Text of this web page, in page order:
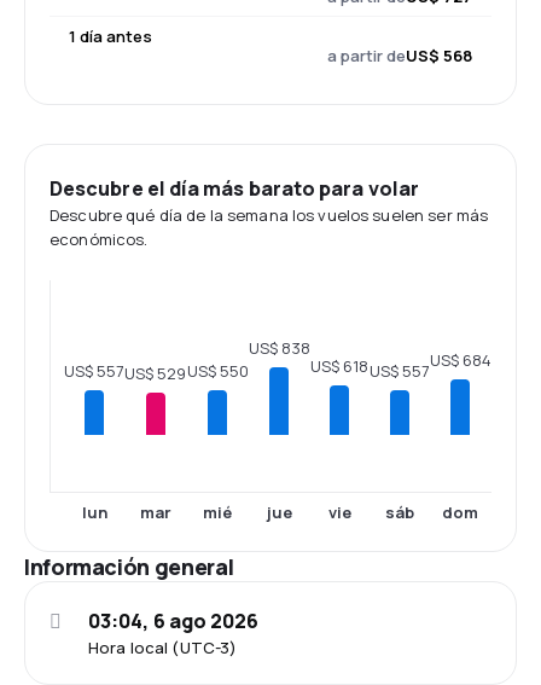
1 día antes
a partir deUS$ 568
Descubre el día más barato para volar
Descubre qué día de la semana los vuelos suelen ser más
económicos.
US$ 557
lun
US$ 529
mar
US$ 550
mié
US$ 838
jue
US$ 618
vie
US$ 557
sáb
US$ 684
dom
Información general
Hora local (UTC-3)
03:04, 6 ago 2026